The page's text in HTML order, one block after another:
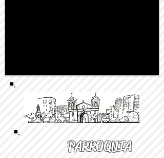
PARROQUIA